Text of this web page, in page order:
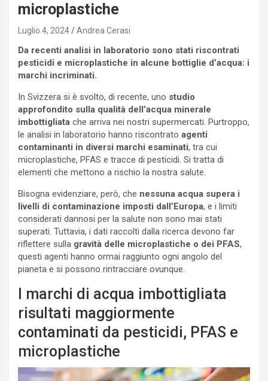
microplastiche
Luglio 4, 2024 Andrea Cerasi
Da recenti analisi in laboratorio sono stati riscontrati
pesticidi e microplastiche in alcune bottiglie d’acqua: i
marchi incriminati.
In Svizzera si è svolto, di recente, uno studio
approfondito sulla qualità dell’acqua minerale
imbottigliata che arriva nei nostri supermercati. Purtroppo,
le analisi in laboratorio hanno riscontrato agenti
contaminanti in diversi marchi esaminati, tra cui
microplastiche, PFAS e tracce di pesticidi. Si tratta di
elementi che mettono a rischio la nostra salute.
Bisogna evidenziare, però, che nessuna acqua supera i
livelli di contaminazione imposti dall’Europa, e i limiti
considerati dannosi per la salute non sono mai stati
superati. Tuttavia, i dati raccolti dalla ricerca devono far
riflettere sulla gravità delle microplastiche o dei PFAS,
questi agenti hanno ormai raggiunto ogni angolo del
pianeta e si possono rintracciare ovunque.
I marchi di acqua imbottigliata
risultati maggiormente
contaminati da pesticidi, PFAS e
microplastiche